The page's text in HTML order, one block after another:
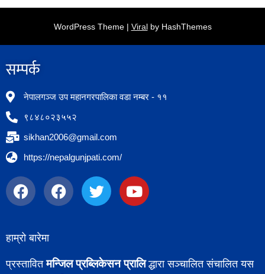
WordPress Theme | Viralby HashThemes
सम्पर्क​
नेपालगञ्ज उप महानगरपालिका वडा नम्बर - ११
९८४८०२३५५२
sikhan2006@gmail.com
https://nepalgunjpati.com/
हाम्रो बारेमा
प्रस्तावितमन्जिल प्रब्लिकेसन प्रालिद्धारा सञ्चालित संचालित यस